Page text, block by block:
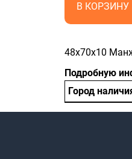
В КОРЗИНУ
48x70x10
Подробную
Город